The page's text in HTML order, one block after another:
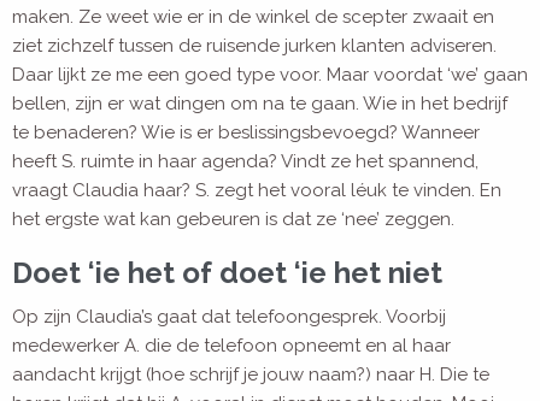
maken. Ze weet wie er in de winkel de scepter zwaait en
ziet zichzelf tussen de ruisende jurken klanten adviseren.
Daar lijkt ze me een goed type voor. Maar voordat ‘we’ gaan
bellen, zijn er wat dingen om na te gaan. Wie in het bedrijf
te benaderen? Wie is er beslissingsbevoegd? Wanneer
heeft S. ruimte in haar agenda? Vindt ze het spannend,
vraagt Claudia haar? S. zegt het vooral léuk te vinden. En
het ergste wat kan gebeuren is dat ze ‘nee’ zeggen.
Doet ‘ie het of doet ‘ie het niet
Op zijn Claudia’s gaat dat telefoongesprek. Voorbij
medewerker A. die de telefoon opneemt en al haar
aandacht krijgt (hoe schrijf je jouw naam?) naar H. Die te